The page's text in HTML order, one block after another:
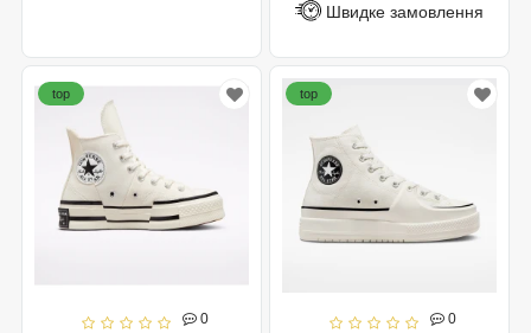
Швидке замовлення
0
top
0
top